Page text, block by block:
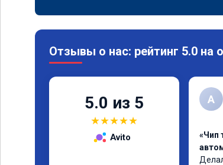
Отзывы о нас: рейтинг 5.0 на
5.0 из 5
★★★★★
Avito
А
«Чип